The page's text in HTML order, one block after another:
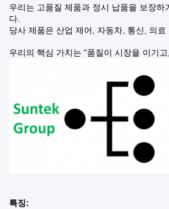
우리는 고품질 제품과 정시 납품을 보장
다.
당사 제품은 산업 제어, 자동차, 통신, 의
우리의 핵심 가치는 "품질이 시장을 이기
특징: